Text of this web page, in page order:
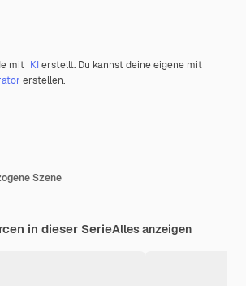
mit KIerstellt. Du kannst deine eigene mit
erstellen.
Szene
in dieser SerieAlles anzeigen